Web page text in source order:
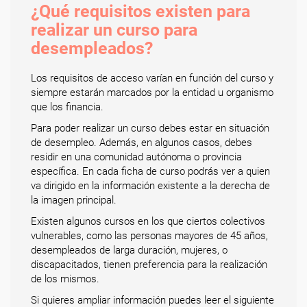
¿Qué requisitos existen para
realizar un curso para
desempleados?
Los requisitos de acceso varían en función del curso y
siempre estarán marcados por la entidad u organismo
que los financia.
Para poder realizar un curso debes estar en situación
de desempleo. Además, en algunos casos, debes
residir en una comunidad autónoma o provincia
específica. En cada ficha de curso podrás ver a quien
va dirigido en la información existente a la derecha de
la imagen principal.
Existen algunos cursos en los que ciertos colectivos
vulnerables, como las personas mayores de 45 años,
desempleados de larga duración, mujeres, o
discapacitados, tienen preferencia para la realización
de los mismos.
Si quieres ampliar información puedes leer el siguiente